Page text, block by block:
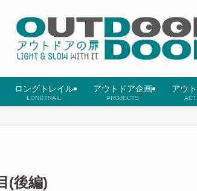
ロングトレイル
LONGTRAIL
アウトドア企画
PROJECTS
アウ
(後編)